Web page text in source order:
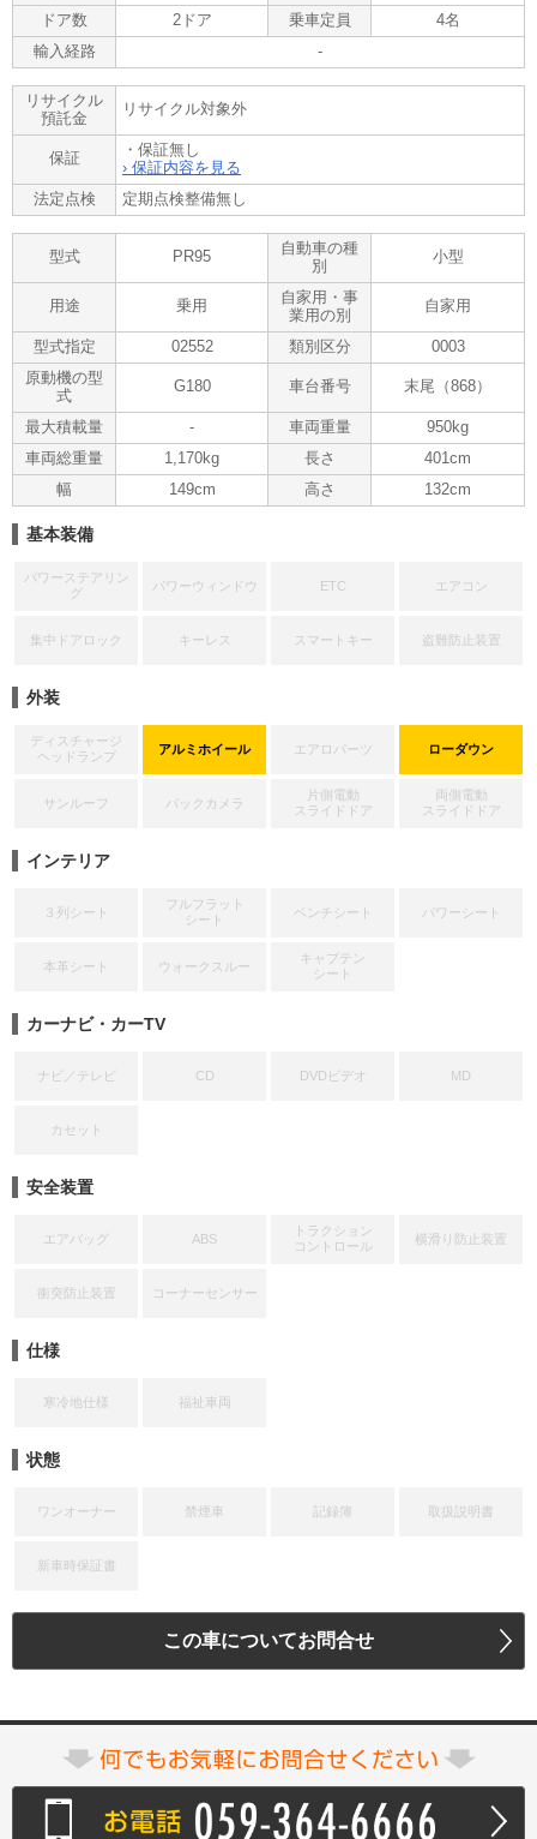
ませんのでお問合せください。
問合わせ・来店の際には「中古車情報サイト(車選びドットコム)を
見た」とお伝えください。
問合せ頂き、該当車両の有無をご確認ください。
スタッフ一同、お客様からのお問合せをお待ちしております。
ドア数 2ドア 乗車定員
4名
輸入経路
-
リサイクル
預託金
リサイクル対象外
保証
・保証無し
› 保証内容を見る
法定点検
定期点検整備無し
型式 PR95
自動車の種
別
小型
用途 乗用
自家用・事
業用の別
自家用
型式指定 02552 類別区分
0003
原動機の型
式
G180 車台番号 末尾（868）
最大積載量 - 車両重量
950kg
車両総重量
1,170kg 長さ
401cm
幅
149cm 高さ 132cm
基本装備
パワーステアリン
グ
パワーウィンドウ ETC エアコン
集中ドアロック キーレス スマートキー 盗難防止装置
外装
ディスチャージ
ヘッドランプ
アルミホイール エアロパーツ ローダウン
サンルーフ バックカメラ
片側電動
スライドドア
両側電動
スライドドア
インテリア
３列シート
フルフラット
シート
ベンチシート パワーシート
本革シート ウォークスルー
キャプテン
シート
カーナビ・カーTV
ナビ／テレビ CD DVDビデオ MD
カセット
安全装置
エアバッグ ABS
トラクション
コントロール
横滑り防止装置
衝突防止装置 コーナーセンサー
仕様
寒冷地仕様 福祉車両
状態
ワンオーナー 禁煙車 記録簿 取扱説明書
新車時保証書
この車についてお問合せ